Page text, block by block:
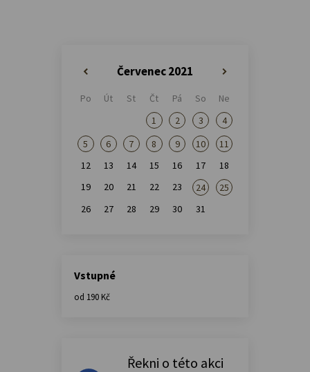
Červenec 2021
»
Po Út St Čt Pá So
Ne
1
2 3
4
5
6 7 8 9 10
11
12
13 14 15 16 17
18
19
20 21 22 23 24
25
26
27 28 29 30 31
Vstupné
od 190 Kč
Řekni o této akci